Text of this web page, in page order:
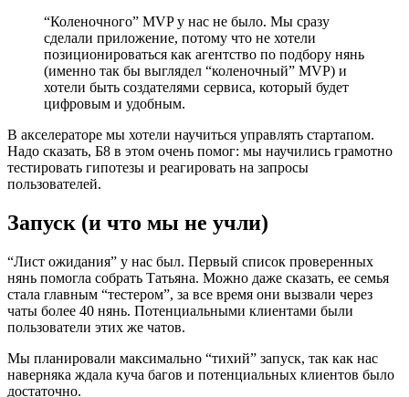
“Коленочного” MVP у нас не было. Мы сразу
сделали приложение, потому что не хотели
позиционироваться как агентство по подбору нянь
(именно так бы выглядел “коленочный” MVP) и
хотели быть создателями сервиса, который будет
цифровым и удобным.
В акселераторе мы хотели научиться управлять стартапом.
Надо сказать, Б8 в этом очень помог: мы научились грамотно
тестировать гипотезы и реагировать на запросы
пользователей.
Запуск (и что мы не учли)
“Лист ожидания” у нас был. Первый список проверенных
нянь помогла собрать Татьяна. Можно даже сказать, ее семья
стала главным “тестером”, за все время они вызвали через
чаты более 40 нянь. Потенциальными клиентами были
пользователи этих же чатов.
Мы планировали максимально “тихий” запуск, так как нас
наверняка ждала куча багов и потенциальных клиентов было
достаточно.